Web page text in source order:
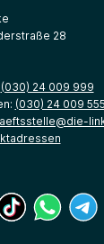
28
(030) 24 009 999
(030) 24 009 555
ein neues
öffnet ein
(Link öffnet
(Link
ein neues